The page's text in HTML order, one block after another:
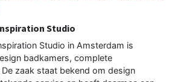
Studio
Studio in Amsterdam is
badkamers, complete
zaak staat bekend om design